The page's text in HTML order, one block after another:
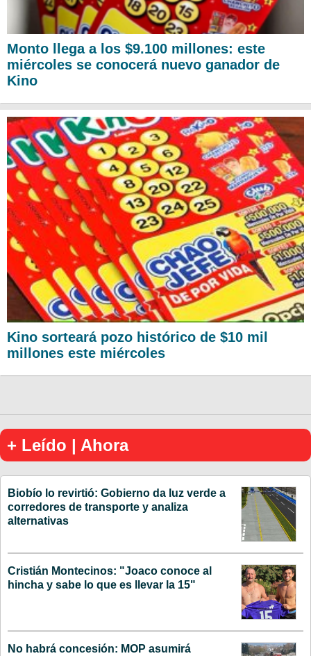
Monto llega a los $9.100 millones: este
miércoles se conocerá nuevo ganador de
Kino
Kino sorteará pozo histórico de $10 mil
millones este miércoles
+ Leído | Ahora
Biobío lo revirtió: Gobierno da luz verde a
corredores de transporte y analiza
alternativas
Cristián Montecinos: "Joaco conoce al
hincha y sabe lo que es llevar la 15"
No habrá concesión: MOP asumirá